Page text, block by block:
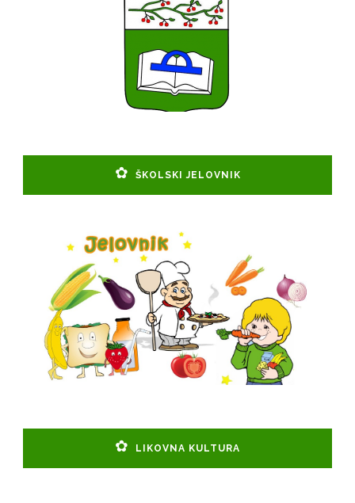
ŠKOLSKI JELOVNIK
LIKOVNA KULTURA